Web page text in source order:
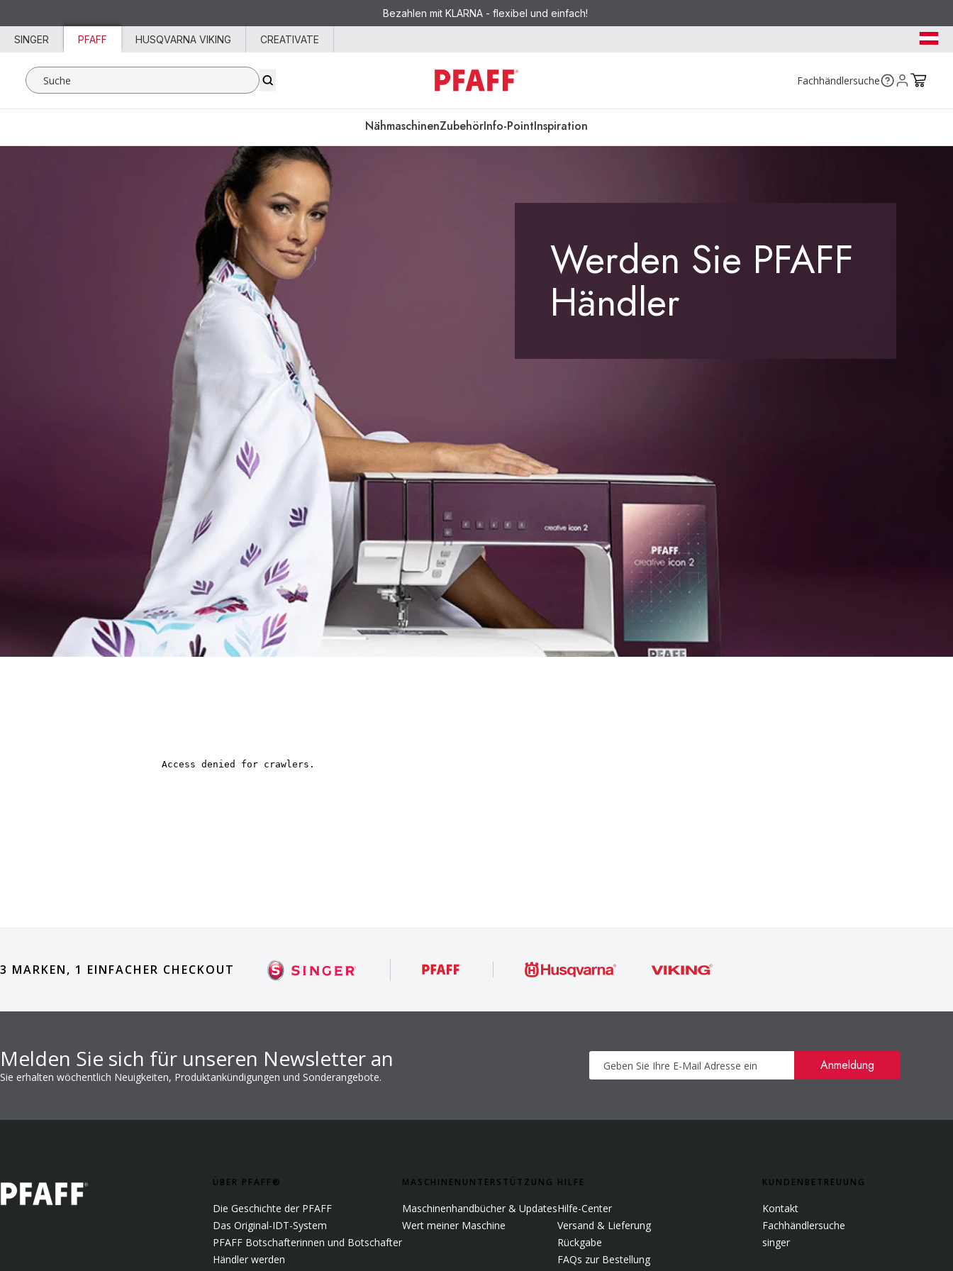
Bezahlen mit KLARNA - flexibel und einfach!
SINGER PFAFF HUSQVARNA VIKING CREATIVATE
Suche SVP Worldwide Fachhändlersuche
NähmaschinenZubehörInfo-PointInspiration
Werden Sie PFAFF
Händler
3 MARKEN, 1 EINFACHER CHECKOUT
Melden Sie sich für unseren Newsletter an
Sie erhalten wöchentlich Neuigkeiten, Produktankündigungen und Sonderangebote.
Newsletter Anmeldung
ÜBER PFAFF®
Die Geschichte der PFAFF
Das Original-IDT-System
PFAFF Botschafterinnen und Botschafter
Händler werden
MASCHINENUNTERSTÜTZUNG
Maschinenhandbücher & Updates
Wert meiner Maschine
HILFE
Hilfe-Center
Versand & Lieferung
Rückgabe
FAQs zur Bestellung
KUNDENBETREUUNG
Kontakt
Fachhändlersuche
singer